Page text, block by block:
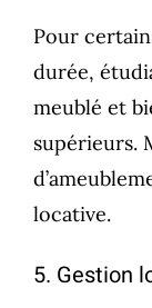
Pour
durée,
meublé et
supérieurs.
locative.
5. Gestion